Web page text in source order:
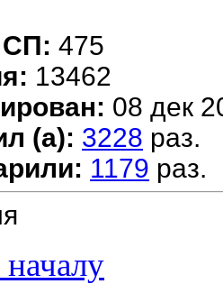
СП: 475
13462
08 дек
(а): 3228 раз.
1179 раз.